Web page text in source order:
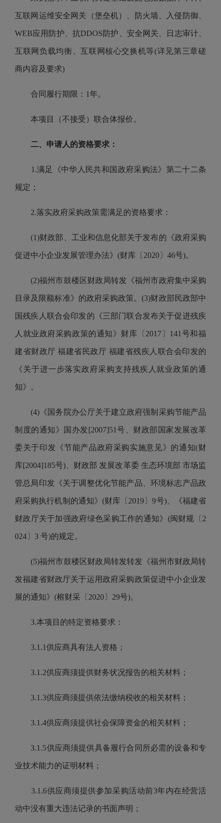
互联网运维安全网关（堡垒机）、防火墙、入侵防御、
WEB应用防护、抗DDOS防护、安全网关、日志审计、
互联网负载均衡、互联网核心交换机等(详见第三章磋
商内容及要求)
合同履行期限：1年。
本项目（不接受）联合体报价。
二、申请人的资格要求：
1.满足《中华人民共和国政府采购法》第二十二条
规定；
2.落实政府采购政策需满足的资格要求：
(1)财政部、工业和信息化部关于发布的《政府采购
促进中小企业发展管理办法》(财库〔2020〕46号)。
(2)福州市鼓楼区财政局转发《福州市政府集中采购
目录及限额标准》的政府采购政策。(3)财政部民政部中
国残疾人联合会印发的《三部门联合发布关于促进残疾
人就业政府采购政策的通知》财库〔2017〕141号和福
建省财政厅 福建省民政厅 福建省残疾人联合会印发的
《关于进一步落实政府采购支持残疾人就业政策的通
知》。
(4)《国务院办公厅关于建立政府强制采购节能产品
制度的通知》国办发[2007]51号、财政部国家发展改革
委关于印发《节能产品政府采购实施意见》的通知(财
库[2004]185号)、财政部 发展改革委 生态环境部 市场监
管总局印发《关于调整优化节能产品、环境标志产品政
府采购执行机制的通知》(财库〔2019〕9号)、《福建省
财政厅关于加强政府绿色采购工作的通知》(闽财规〔2
024〕3 号)的规定。
(5)福州市鼓楼区财政局转发转发《福州市财政局转
发福建省财政厅关于运用政府采购政策促进中小企业发
展的通知》(榕财采〔2020〕29号)。
3.本项目的特定资格要求：
3.1.1供应商具有法人资格；
3.1.2供应商须提供财务状况报告的相关材料；
3.1.3供应商须提供依法缴纳税收的相关材料；
3.1.4供应商须提供社会保障资金的相关材料；
3.1.5供应商须提供具备履行合同所必需的设备和专
业技术能力的证明材料；
3.1.6供应商须提供参加采购活动前3年内在经营活
动中没有重大违法记录的书面声明；